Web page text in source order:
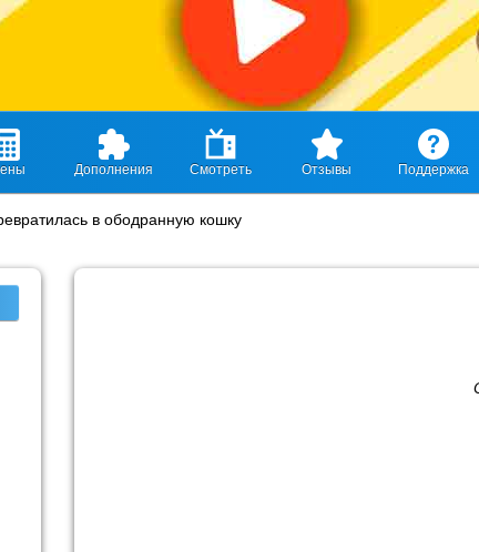
Дополнения Смотреть Отзывы Поддержка
в ободранную кошку